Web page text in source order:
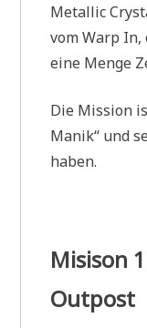
Metallic
vom Warp
eine Menge
Die Mission
Manik“ und
haben.
Misison
Outpost